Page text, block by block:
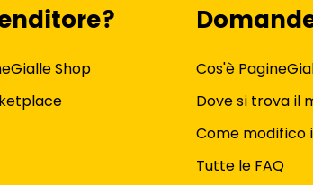
Shop
Cos'è
Dove si trova il
Come modifico
Tutte le FAQ